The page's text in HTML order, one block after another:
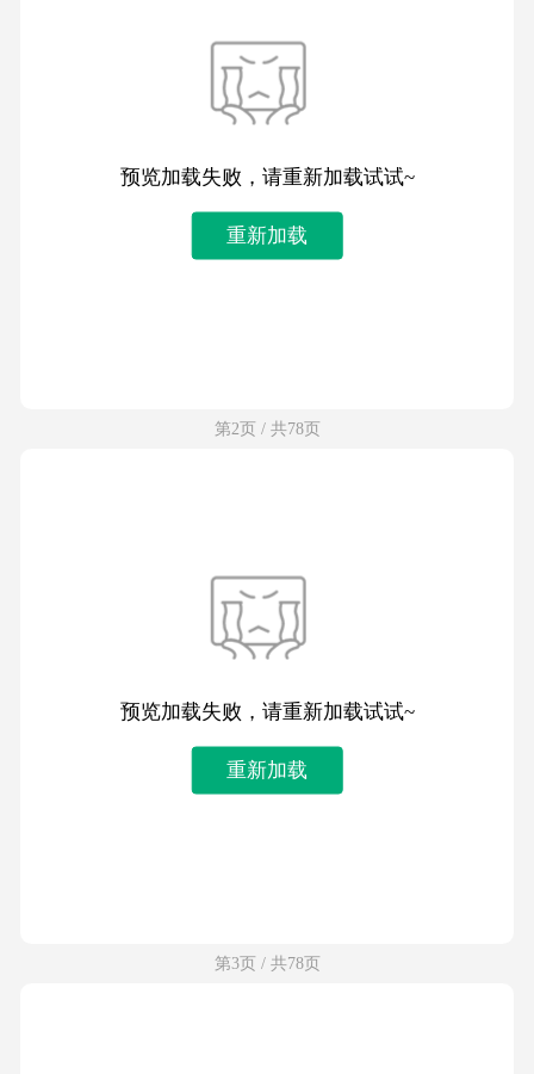
预览加载失败，请重新加载试试~
重新加载
第2页 / 共78页
预览加载失败，请重新加载试试~
重新加载
第3页 / 共78页